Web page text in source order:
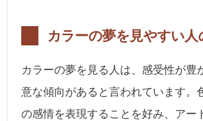
カラーの夢を見やすい人
カラーの夢を見る人は、感受性が豊
意な傾向があると言われています。
の感情を表現することを好み、アー